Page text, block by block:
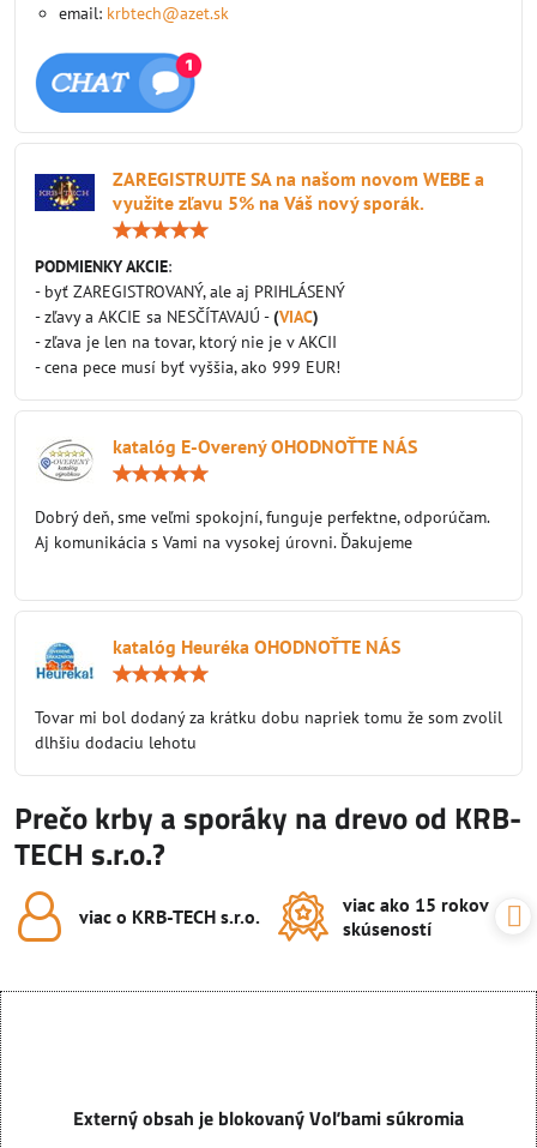
email: krbtech@azet.sk
ZAREGISTRUJTE SA na našom novom WEBE a
využite zľavu 5% na Váš nový sporák.
PODMIENKY AKCIE:
- byť ZAREGISTROVANÝ, ale aj PRIHLÁSENÝ
- zľavy a AKCIE sa NESČÍTAVAJÚ -(VIAC)
- zľava je len na tovar, ktorý nie je v AKCII
- cena pece musí byť vyššia, ako 999 EUR!
katalóg E-Overený OHODNOŤTE NÁS
5
Dobrý deň, sme veľmi spokojní, funguje perfektne, odporúčam.
Aj komunikácia s Vami na vysokej úrovni. Ďakujeme
katalóg Heuréka OHODNOŤTE NÁS
5
Tovar mi bol dodaný za krátku dobu napriek tomu že som zvolil
dlhšiu dodaciu lehotu
Prečo krby a sporáky na drevo od KRB-
TECH s.r.o.?
viac o KRB-TECH s​.r​.o​.
viac ako 15 rokov
skúseností
Externý obsah je blokovaný Voľbami súkromia